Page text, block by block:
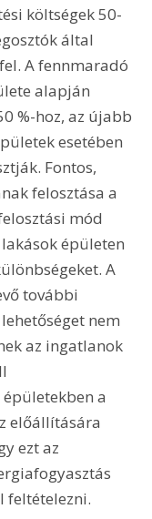
költségek 50-
által
A fennmaradó
alapján
%-hoz, az újabb
esetében
Fontos,
felosztása a
mód
épületen
A
további
nem
az ingatlanok
a
előállítására
ezt az
feltételezni.